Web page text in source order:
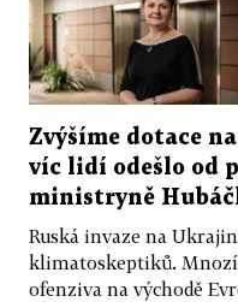
Zvýšíme dotace
víc lidí odešlo od
ministryně
Ruská invaze na
klimatoskeptiků.
ofenziva na východě